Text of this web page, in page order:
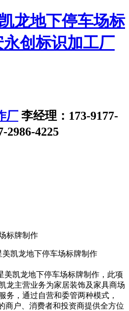
厂 李经理：173-9177-
2986-4225
标牌制作
凯龙地下停车场标牌制作
凯龙地下停车场标牌制作，此项
龙主营业务为家居装饰及家具商场
务，通过自营和委管两种模式，
商户、消费者和投资商提供全方位